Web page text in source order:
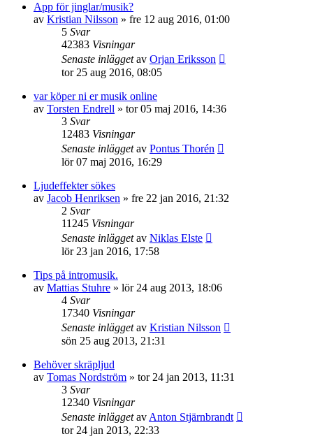
App för jinglar/musik?
av Kristian Nilsson » fre 12 aug 2016, 01:00
5 Svar
42383 Visningar
Senaste inläggetav Orjan Eriksson
tor 25 aug 2016, 08:05
var köper ni er musik online
av Torsten Endrell » tor 05 maj 2016, 14:36
3 Svar
12483 Visningar
Senaste inläggetav Pontus Thorén
lör 07 maj 2016, 16:29
Ljudeffekter sökes
av Jacob Henriksen » fre 22 jan 2016, 21:32
2 Svar
11245 Visningar
Senaste inläggetav Niklas Elste
lör 23 jan 2016, 17:58
Tips på intromusik.
av Mattias Stuhre » lör 24 aug 2013, 18:06
4 Svar
17340 Visningar
Senaste inläggetav Kristian Nilsson
sön 25 aug 2013, 21:31
Behöver skräpljud
av Tomas Nordström » tor 24 jan 2013, 11:31
3 Svar
12340 Visningar
Senaste inläggetav Anton Stjärnbrandt
tor 24 jan 2013, 22:33